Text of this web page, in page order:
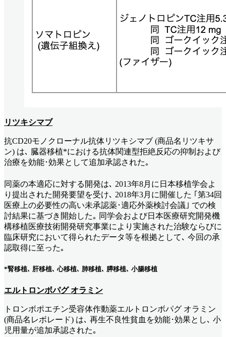
リツキシマブ
抗CD20モノクローナル抗体リツキシマブ (商品名リツキサ
ン) は､ 臓器移植*における抗体関連型拒絶反応の抑制および
治療を効能･効果として追加承認された｡
同薬の本適応に対する開発は､ 2013年8月に日本移植学会よ
り提出された開発要望を受け､ 2018年3月に開催した ｢第34回
医療上の必要性の高い未承認薬･適応外薬検討会議｣ での検
討結果に基づき開始した｡ 同学会および日本医療研究開発機
構移植医療技術開発研究事業により実施された治験ならびに
臨床研究において得られたデータ等を根拠として､ 今回の承
認取得に至った｡
*腎移植､ 肝移植､ 心移植､ 肺移植､ 膵移植､ 小腸移植
エルトロンボパグ オラミン
トロンボポエチン受容体作動薬エルトロンボパグ オラミン
(商品名レボレード) は､ 再生不良性貧血を効能･効果とし､ 小
児用量が追加承認された｡